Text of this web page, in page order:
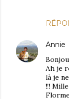
Annie
Ah je
là je
!!!